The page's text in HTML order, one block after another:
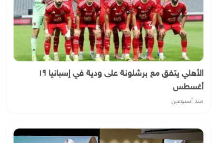
الأهلي يتفق مع برشلونة على ودية في إسبانيا ١٩
أغسطس
منذ أسبوعين